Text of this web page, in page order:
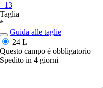
+13
Taglia
*
Guida alle taglie
24 L
Questo campo è obbligatorio
Spedito in 4 giorni